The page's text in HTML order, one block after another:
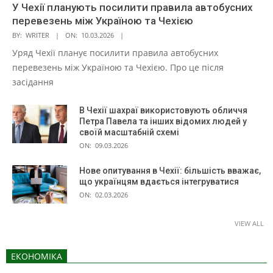
У Чехії планують посилити правила автобусних
перевезень між Україною та Чехією
BY: WRITER ON: 10.03.2026
Уряд Чехії планує посилити правила автобусних
перевезень між Україною та Чехією. Про це після
засідання
В Чехії шахраї використовують обличчя
Петра Павела та інших відомих людей у
своїй масштабній схемі
ON: 09.03.2026
Нове опитування в Чехії: більшість вважає,
що українцям вдається інтегруватися
ON: 02.03.2026
VIEW ALL
ЕКОНОМІКА